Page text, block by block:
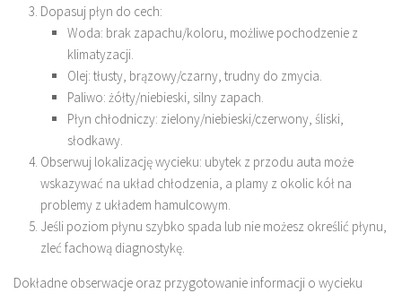
Dopasuj płyn do cech:
Woda: brak zapachu/koloru, możliwe pochodzenie z
klimatyzacji.
Olej: tłusty, brązowy/czarny, trudny do zmycia.
Paliwo: żółty/niebieski, silny zapach.
Płyn chłodniczy: zielony/niebieski/czerwony, śliski,
słodkawy.
Obserwuj lokalizację wycieku: ubytek z przodu auta może
wskazywać na układ chłodzenia, a plamy z okolic kół na
problemy z układem hamulcowym.
Jeśli poziom płynu szybko spada lub nie możesz określić płynu,
zleć fachową diagnostykę.
Dokładne obserwacje oraz przygotowanie informacji o wycieku